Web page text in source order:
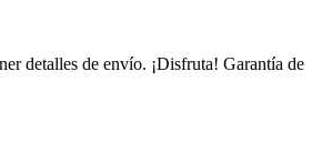
detalles de envío. ¡Disfruta! Garantía de